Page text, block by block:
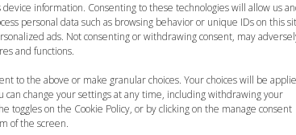
device information. Consenting to these technologies will allow us
personal data such as browsing behavior or unique IDs on this
ads. Not consenting or withdrawing consent, may
and functions.
to the above or make granular choices. Your choices will be
can change your settings at any time, including withdrawing your
toggles on the Cookie Policy, or by clicking on the manage consent
of the screen.